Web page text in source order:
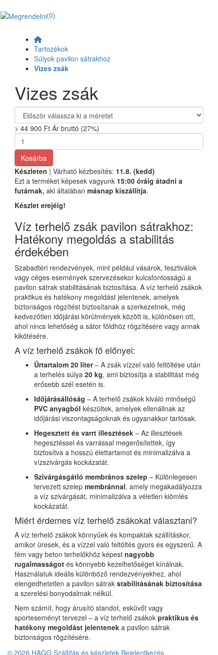
(0)
Tartozékok
Súlyok pavilon sátrakhoz
Vizes zsák
Vizes zsák
> 44 900 Ft Ár bruttó (27%)
Kosárba
Készleten | Várható kézbesítés: 11.8. (kedd)
Ezt a terméket képesek vagyunk 15:00 óráig átadni a
futárnak, aki általában másnap kiszállítja.
Készlet erejéig!
Víz terhelő zsák pavilon sátrakhoz:
Hatékony megoldás a stabilitás
érdekében
Szabadtéri rendezvények, mint például vásárok, fesztiválok
vagy céges események szervezésekor kulcsfontosságú a
pavilon sátrak stabilitásának biztosítása. A víz terhelő zsákok
praktikus és hatékony megoldást jelentenek, amelyek
biztonságos rögzítést biztosítanak a szerkezetnek, még
kedvezőtlen időjárási körülmények között is, különösen ott,
ahol nincs lehetőség a sátor földhöz rögzítésére vagy annak
kikötésére.
A víz terhelő zsákok fő előnyei:
Űrtartalom 20 liter– A zsák vízzel való feltöltése után
a terhelés súlya 20 kg, ami biztosítja a stabilitást még
erősebb szél esetén is.
Időjárásállóság – A terhelő zsákok kiváló minőségű
PVC anyagból készültek, amelyek ellenállnak az
időjárási viszontagságoknak és ugyanakkor tartósak.
Hegesztett és varrt illesztések – Az illesztések
hegesztéssel és varrással megerősítettek, így
biztosítva a hosszú élettartamot és minimalizálva a
vízszivárgás kockázatát.
Szivárgásgátló membrános szelep – Különlegesen
tervezett szelep membránnal, amely megakadályozza
a víz szivárgását, minimalizálva a véletlen kiömlés
kockázatát.
Miért érdemes víz terhelő zsákokat választani?
A víz terhelő zsákok könnyűek és kompaktak szállításkor,
amikor üresek, és a vízzel való feltöltés gyors és egyszerű. A
fém vagy beton terhelőkhöz képest nagyobb
rugalmasságot és könnyebb kezelhetőséget kínálnak.
Használatuk ideális különböző rendezvényekhez, ahol
elengedhetetlen a pavilon sátrak stabilitásának biztosítása
a szerelési bonyodalmak nélkül.
Nem számít, hogy árusító standot, esküvőt vagy
sporteseményt tervezel – a víz terhelő zsákok praktikus és
hatékony megoldást jelentenek a pavilon sátrak
biztonságos rögzítésére.
© 2026 HAGO Szállítás és készletek Bejelentkezés